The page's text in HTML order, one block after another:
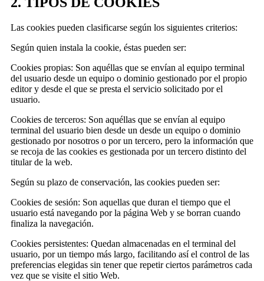
Las cookies pueden clasificarse según los siguientes criterios:
Según quien instala la cookie, éstas pueden ser:
Cookies propias: Son aquéllas que se envían al equipo terminal
del usuario desde un equipo o dominio gestionado por el propio
editor y desde el que se presta el servicio solicitado por el
usuario.
Cookies de terceros: Son aquéllas que se envían al equipo
terminal del usuario bien desde un desde un equipo o dominio
gestionado por nosotros o por un tercero, pero la información que
se recoja de las cookies es gestionada por un tercero distinto del
titular de la web.
Según su plazo de conservación, las cookies pueden ser:
Cookies de sesión: Son aquellas que duran el tiempo que el
usuario está navegando por la página Web y se borran cuando
finaliza la navegación.
Cookies persistentes: Quedan almacenadas en el terminal del
usuario, por un tiempo más largo, facilitando así el control de las
preferencias elegidas sin tener que repetir ciertos parámetros cada
vez que se visite el sitio Web.